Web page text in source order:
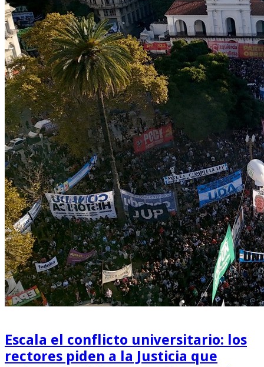
Escala el conflicto universitario: los
rectores piden a la Justicia que